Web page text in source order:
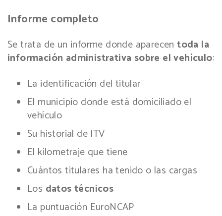
Informe completo
Se trata de un informe donde aparecentoda la
información administrativa sobre el vehículo:
La identificación del titular
El municipio donde está domiciliado el
vehículo
Su historial de ITV
El kilometraje que tiene
Cuántos titulares ha tenido o las cargas
Los datos técnicos
La puntuación EuroNCAP